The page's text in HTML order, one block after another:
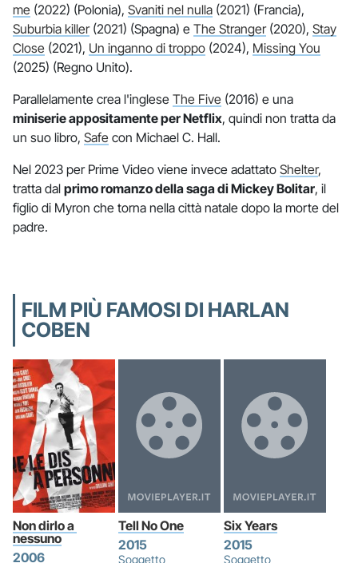
me (2022) (Polonia), Svaniti nel nulla (2021) (Francia),
Suburbia killer(2021) (Spagna) e The Stranger(2020), Stay
Close (2021), Un inganno di troppo (2024), Missing You
(2025) (Regno Unito).
Parallelamente crea l'inglese The Five (2016) e una
miniserie appositamente per Netflix, quindi non tratta da
un suo libro, Safe con Michael C. Hall.
Nel 2023 per Prime Video viene invece adattato Shelter,
tratta dal primo romanzo della saga di Mickey Bolitar, il
figlio di Myron che torna nella città natale dopo la morte del
padre.
FILM PIÙ FAMOSI DI HARLAN
COBEN
Non dirlo a
nessuno
2006
Tell No One
2015
Soggetto
Six Years
2015
Soggetto